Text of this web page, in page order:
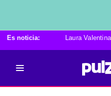
Es noticia: Laura